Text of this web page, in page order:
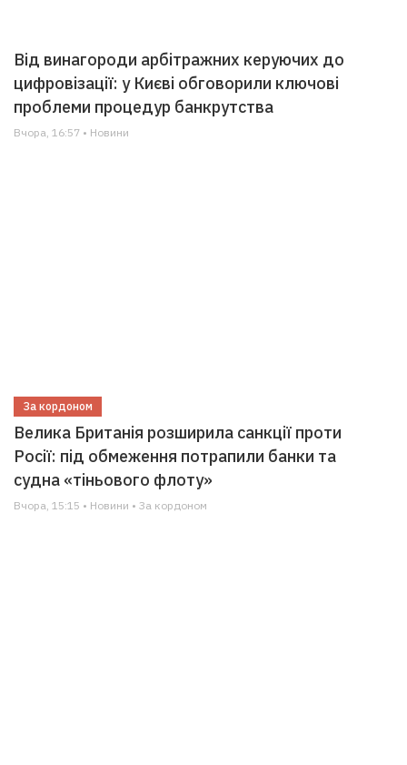
Від винагороди арбітражних керуючих до
цифровізації: у Києві обговорили ключові
проблеми процедур банкрутства
Вчора, 16:57 • Новини
За кордоном
Велика Британія розширила санкції проти
Росії: під обмеження потрапили банки та
судна «тіньового флоту»
Вчора, 15:15 • Новини • За кордоном